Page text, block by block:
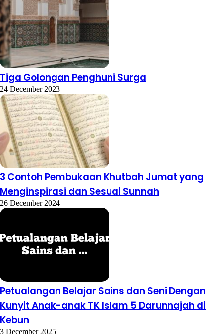
Tiga Golongan Penghuni Surga
24 December 2023
3 Contoh Pembukaan Khutbah Jumat yang
Menginspirasi dan Sesuai Sunnah
26 December 2024
Petualangan Belajar Sains dan Seni Dengan
Kunyit Anak-anak TK Islam 5 Darunnajah di
Kebun
3 December 2025